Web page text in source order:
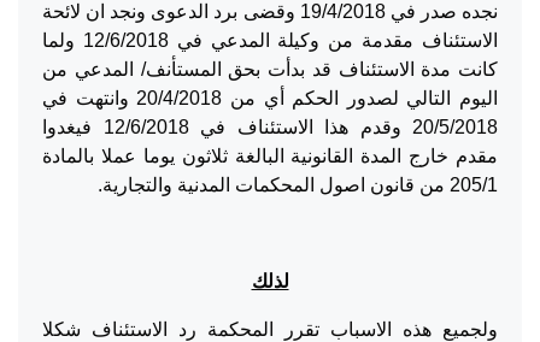
نجده صدر في 19/4/2018 وقضى برد الدعوى ونجد ان لائحة
الاستئناف مقدمة من وكيلة المدعي في 12/6/2018 ولما
كانت مدة الاستئناف قد بدأت بحق المستأنف/ المدعي من
اليوم التالي لصدور الحكم أي من 20/4/2018 وانتهت في
20/5/2018 وقدم هذا الاستئناف في 12/6/2018 فيغدوا
مقدم خارج المدة القانونية البالغة ثلاثون يوما عملا بالمادة
205/1 من قانون اصول المحكمات المدنية والتجارية.
لذلك
ولجميع هذه الاسباب تقرر المحكمة رد الاستئناف شكلا